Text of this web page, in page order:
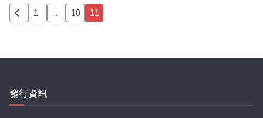
文
分
頁
1 ... 10 11
發行資訊